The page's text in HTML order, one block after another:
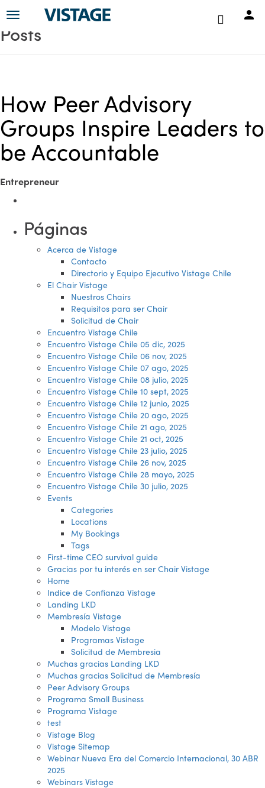
Toggle
Posts
How Peer Advisory
Groups Inspire Leaders to
be Accountable
Entrepreneur
Páginas
Acerca de Vistage
Contacto
Directorio y Equipo Ejecutivo Vistage Chile
El Chair Vistage
Nuestros Chairs
Requisitos para ser Chair
Solicitud de Chair
Encuentro Vistage Chile
Encuentro Vistage Chile 05 dic, 2025
Encuentro Vistage Chile 06 nov, 2025
Encuentro Vistage Chile 07 ago, 2025
Encuentro Vistage Chile 08 julio, 2025
Encuentro Vistage Chile 10 sept, 2025
Encuentro Vistage Chile 12 junio, 2025
Encuentro Vistage Chile 20 ago, 2025
Encuentro Vistage Chile 21 ago, 2025
Encuentro Vistage Chile 21 oct, 2025
Encuentro Vistage Chile 23 julio, 2025
Encuentro Vistage Chile 26 nov, 2025
Encuentro Vistage Chile 28 mayo, 2025
Encuentro Vistage Chile 30 julio, 2025
Events
Categories
Locations
My Bookings
Tags
First-time CEO survival guide
Gracias por tu interés en ser Chair Vistage
Home
Indice de Confianza Vistage
Landing LKD
Membresía Vistage
Modelo Vistage
Programas Vistage
Solicitud de Membresia
Muchas gracias Landing LKD
Muchas gracias Solicitud de Membresía
Peer Advisory Groups
Programa Small Business
Programa Vistage
test
Vistage Blog
Vistage Sitemap
Webinar Nueva Era del Comercio Internacional, 30 ABR
2025
Webinars Vistage